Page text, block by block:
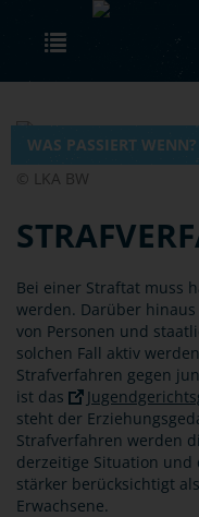
Skip to main content
WAS PASSIERT WENN?
© LKA BW
Bei einer Straftat muss
werden. Darüber
von Personen und
solchen Fall aktiv
Strafverfahren gegen
ist das
steht der
Strafverfahren werden
derzeitige Situation und
stärker berücksichtigt
Erwachsene.